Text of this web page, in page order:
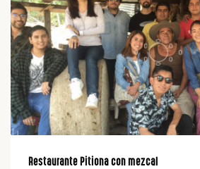
Restaurante Pitiona con mezcal